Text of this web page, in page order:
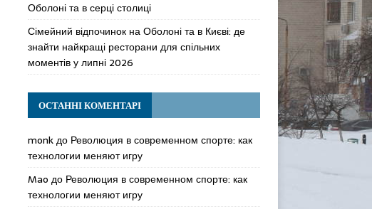
Оболоні та в серці столиці
Сімейний відпочинок на Оболоні та в Києві: де
знайти найкращі ресторани для спільних
моментів у липні 2026
ОСТАННІ КОМЕНТАРІ
monkдо Революция в современном спорте: как
технологии меняют игру
Mao до Революция в современном спорте: как
технологии меняют игру